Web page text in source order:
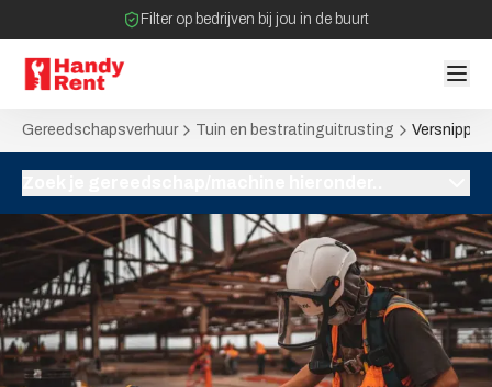
Filter op bedrijven bij jou in de buurt
Geen tussenpartijen bij verhuurovereenkomst
Gereedschapsverhuur Tuin en bestratinguitrusting